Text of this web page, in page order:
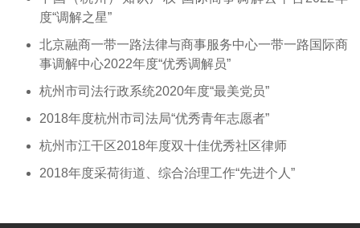
度“调解之星”
北京融商一带一路法律与商事服务中心一带一路国际商
事调解中心2022年度“优秀调解员”
杭州市司法行政系统2020年度“最美党员”
2018年度杭州市司法局“优秀青年志愿者”
杭州市江干区2018年度双十佳优秀社区律师
2018年度采荷街道、综合治理工作“先进个人”